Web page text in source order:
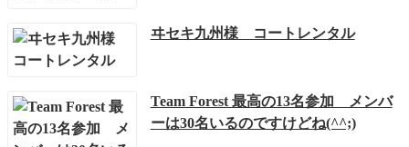
ヰセキ九州様 コートレンタル
Team Forest 最高の13名参加 メンバ
ーは30名いるのですけどね(^^;)